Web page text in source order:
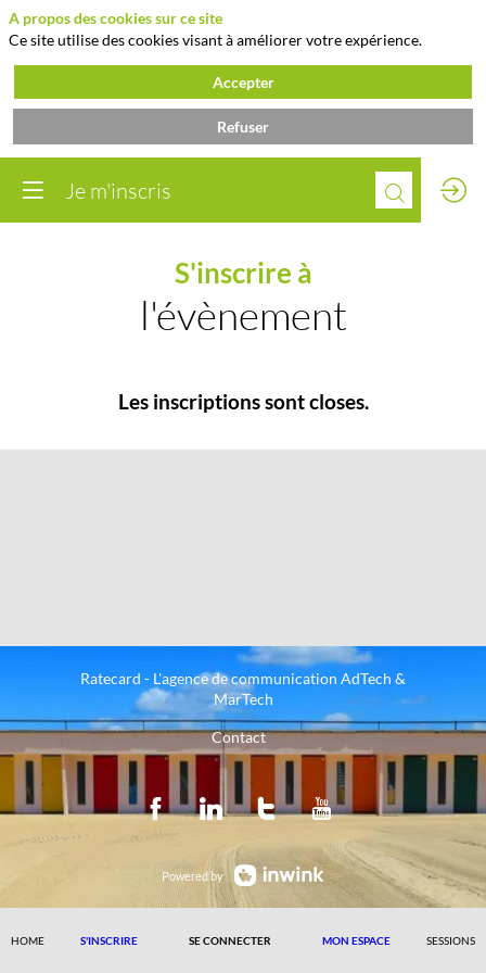
Je m'inscris
S'inscrire à
l'évènement
Les inscriptions sont closes.
Ratecard - L'agence de communication AdTech &
MarTech
Contact
Powered by
HOME S'INSCRIRE SE CONNECTER MON ESPACE SESSIONS
A propos des cookies sur ce site
Ce site utilise des cookies visant à améliorer votre expérience.
Accepter
Refuser